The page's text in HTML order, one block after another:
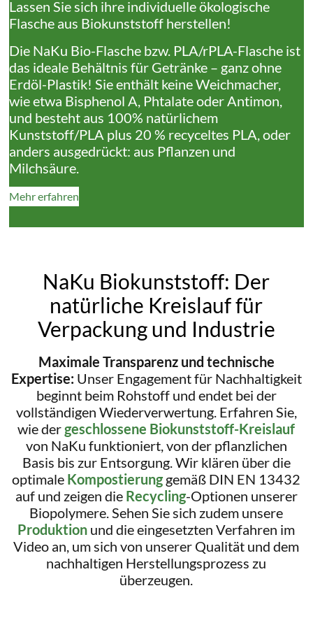
Lassen Sie sich ihre individuelle ökologische
Flasche aus Biokunststoff herstellen!
Die NaKu Bio-Flasche bzw. PLA/rPLA-Flasche ist
das ideale Behältnis für Getränke – ganz ohne
Erdöl-Plastik! Sie enthält keine Weichmacher,
wie etwa Bisphenol A, Phtalate oder Antimon,
und besteht aus 100% natürlichem
Kunststoff/PLA plus 20 % recyceltes PLA, oder
anders ausgedrückt: aus Pflanzen und
Milchsäure.
Mehr erfahren
NaKu Biokunststoff: Der
natürliche Kreislauf für
Verpackung und Industrie
Maximale Transparenz und technische
Expertise:Unser Engagement für Nachhaltigkeit
beginnt beim Rohstoff und endet bei der
vollständigen Wiederverwertung. Erfahren Sie,
wie dergeschlossene Biokunststoff-Kreislauf
von NaKu funktioniert, von der pflanzlichen
Basis bis zur Entsorgung. Wir klären über die
optimale Kompostierunggemäß DIN EN 13432
auf und zeigen die Recycling-Optionen unserer
Biopolymere. Sehen Sie sich zudem unsere
Produktion und die eingesetzten Verfahren im
Video an, um sich von unserer Qualität und dem
nachhaltigen Herstellungsprozess zu
überzeugen.